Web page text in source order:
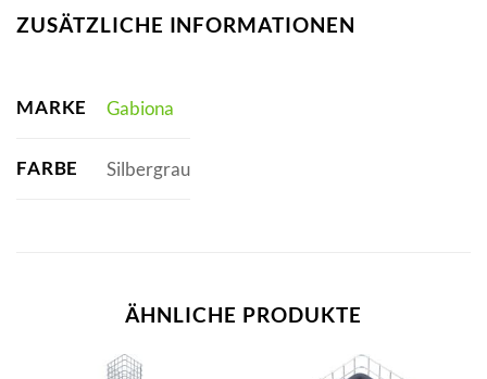
ZUSÄTZLICHE INFORMATIONEN
MARKE Gabiona
FARBE Silbergrau
ÄHNLICHE PRODUKTE